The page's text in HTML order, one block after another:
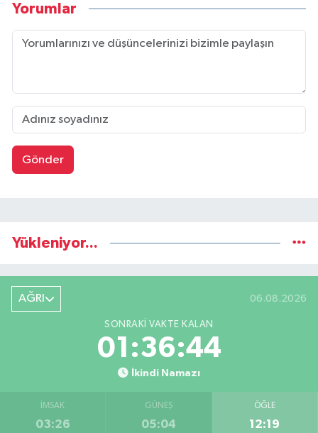
Yorumlar
Gönder
Yükleniyor...
AĞRI 06.08.2026
SONRAKI VAKTE KALAN
01:36:43
İkindi Namazı
İMSAK
03:26
GÜNEŞ
05:04
ÖĞLE
12:19